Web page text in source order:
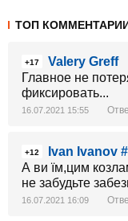
ТОП
+17
Valery Greff
Главное не
фиксировать...
16.07.2021 15:55
+12
Ivan Ivanov
А ви їм,цим
не забудьте
16.07.2021 16:09